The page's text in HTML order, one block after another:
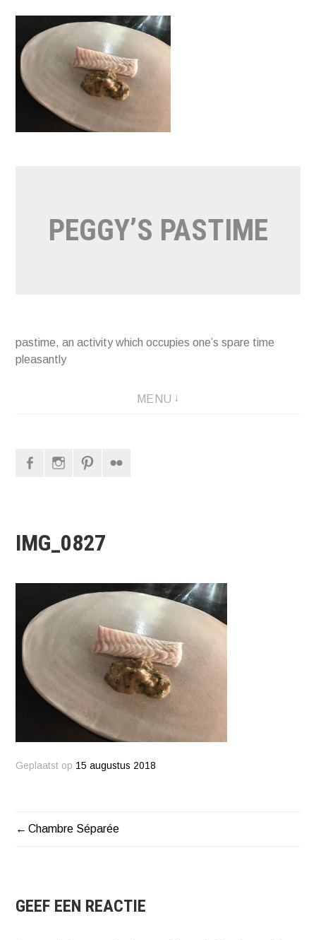
de
inhoud
springen
PEGGY’S PASTIME
pastime, an activity which occupies one’s spare time
pleasantly
MENU
FacebookInstagram
IMG_0827
Geplaatst op 15 augustus 2018
BERICHT
Chambre Séparée
GEEF EEN REACTIE